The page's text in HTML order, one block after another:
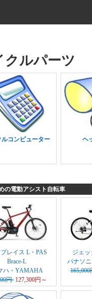
クルパーツ
ルコンピューター ヘ
の電動アシスト自転車
レイス L・PAS
Brace-L
ハ・YAMAHA
円 127,300円～
ジェッ
パナソニ